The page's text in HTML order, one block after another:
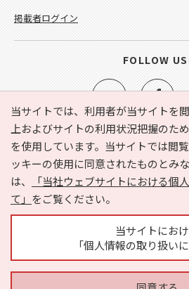
当サイトでは、利用者が当サイトを
上およびサイトの利用状況把握のた
を使用しています。当サイトでは閲
ッキーの使用に同意されたものとみ
は、
「当社ウェブサイトにおける個
て」 をご覧ください。
当サイトにお
「個人情報の取り扱い
e-NAVITA（イーナビタ）とは？ お
利用規約
個人情報の取り扱いにつ
サイトマップ
広告掲載に関す
掲載者ログイン
FOLLOW